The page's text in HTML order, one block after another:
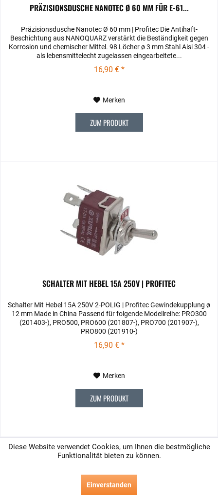
PRÄZISIONSDUSCHE NANOTEC Ø 60 MM FÜR E-61...
Präzisionsdusche Nanotec Ø 60 mm | Profitec Die Antihaft-
Beschichtung aus NANOQUARZ verstärkt die Beständigkeit gegen
Korrosion und chemischer Mittel. 98 Löcher ø 3 mm Stahl Aisi 304 -
als lebensmittelecht zugelassen eingearbeitete...
16,90 € *
Merken
ZUM PRODUKT
SCHALTER MIT HEBEL 15A 250V | PROFITEC
Schalter Mit Hebel 15A 250V 2-POLIG | Profitec Gewindekupplung ø
12 mm Made in China Passend für folgende Modellreihe: PRO300
(201403-), PRO500, PRO600 (201807-), PRO700 (201907-),
PRO800 (201910-)
16,90 € *
Merken
ZUM PRODUKT
Diese Website verwendet Cookies, um Ihnen die bestmögliche
Funktionalität bieten zu können.
Einverstanden